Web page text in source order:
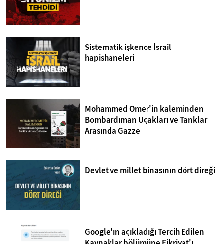
Sistematik işkence İsrail
hapishaneleri
Mohammed Omer'in kaleminden
Bombardıman Uçakları ve Tanklar
Arasında Gazze
Devlet ve millet binasının dört direği
Google'ın açıkladığı Tercih Edilen